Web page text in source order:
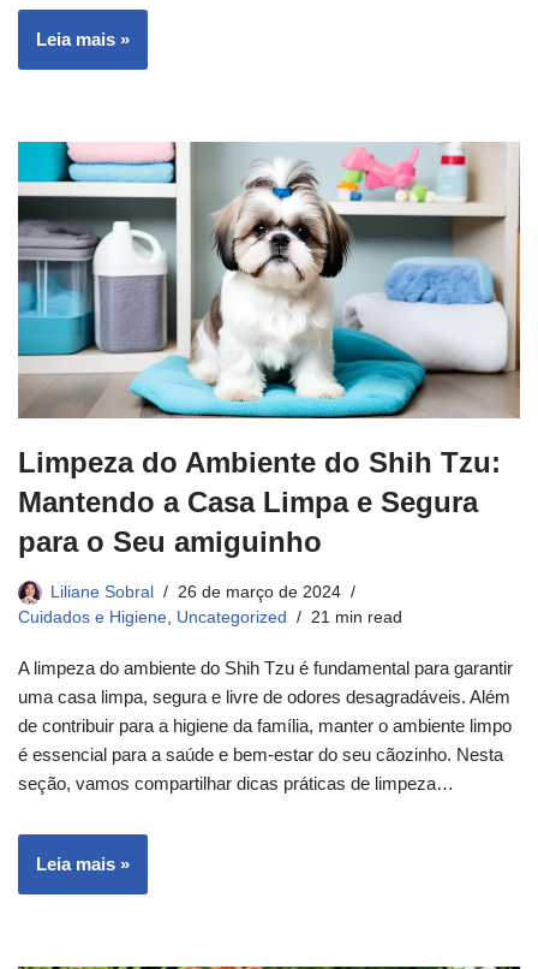
Leia mais »
Limpeza do Ambiente do Shih Tzu:
Mantendo a Casa Limpa e Segura
para o Seu amiguinho
Liliane Sobral
26 de março de 2024
Cuidados e Higiene Uncategorized 21 min read
A limpeza do ambiente do Shih Tzu é fundamental para garantir
uma casa limpa, segura e livre de odores desagradáveis. Além
de contribuir para a higiene da família, manter o ambiente limpo
é essencial para a saúde e bem-estar do seu cãozinho. Nesta
seção, vamos compartilhar dicas práticas de limpeza…
Leia mais »